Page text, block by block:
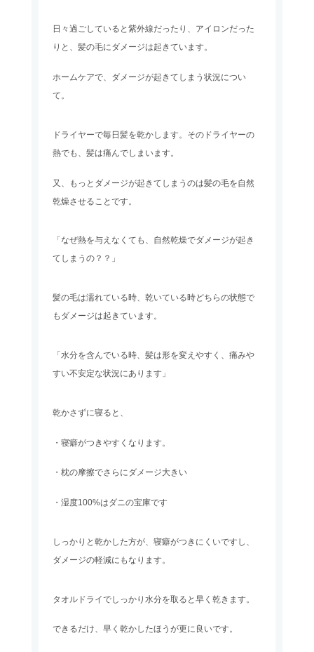
日々過ごしていると紫外線だったり、アイロンだった
りと、髪の毛にダメージは起きています。
ホームケアで、ダメージが起きてしまう状況につい
て。
ドライヤーで毎日髪を乾かします。そのドライヤーの
熱でも、髪は痛んでしまいます。
又、もっとダメージが起きてしまうのは髪の毛を自然
乾燥させることです。
「なぜ熱を与えなくても、自然乾燥でダメージが起き
てしまうの？？」
髪の毛は濡れている時、乾いている時どちらの状態で
もダメージは起きています。
「水分を含んでいる時、髪は形を変えやすく、痛みや
すい不安定な状況にあります」
乾かさずに寝ると、
・寝癖がつきやすくなります。
・枕の摩擦でさらにダメージ大きい
・湿度100%はダニの宝庫です
しっかりと乾かした方が、寝癖がつきにくいですし、
ダメージの軽減にもなります。
タオルドライでしっかり水分を取ると早く乾きます。
できるだけ、早く乾かしたほうが更に良いです。